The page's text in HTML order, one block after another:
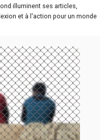
illuminent ses articles,
et à l'action pour un monde